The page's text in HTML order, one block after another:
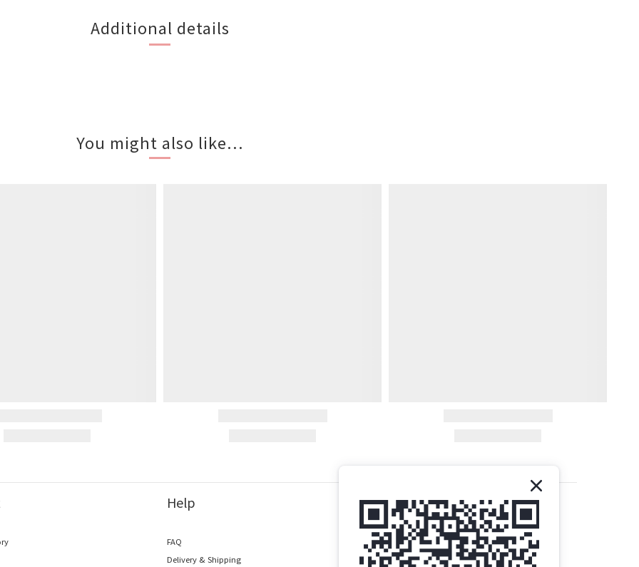
Additional details
You might also like...
Help
FAQ
Delivery & Shipping
Contact Us
Gethemall (HK) Ltd
Tel | +852 35719437